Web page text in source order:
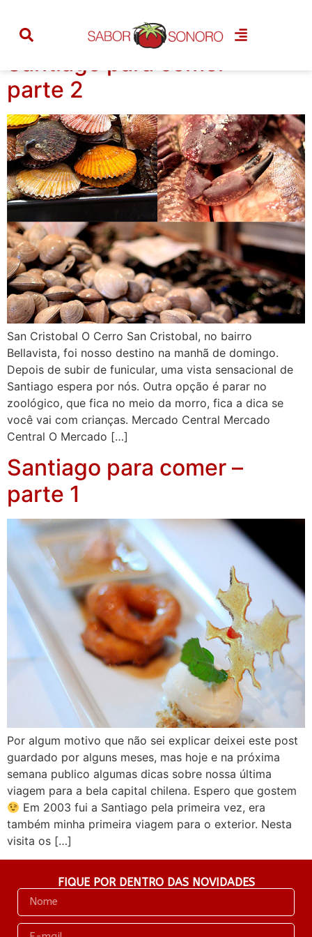
Categoria:santiago
Santiago para comer –
parte 2
San Cristobal O Cerro San Cristobal, no bairro
Bellavista, foi nosso destino na manhã de domingo.
Depois de subir de funicular, uma vista sensacional de
Santiago espera por nós. Outra opção é parar no
zoológico, que fica no meio da morro, fica a dica se
você vai com crianças. Mercado Central Mercado
Central O Mercado […]
Santiago para comer –
parte 1
Por algum motivo que não sei explicar deixei este post
guardado por alguns meses, mas hoje e na próxima
semana publico algumas dicas sobre nossa última
viagem para a bela capital chilena. Espero que gostem
Em 2003 fui a Santiago pela primeira vez, era
também minha primeira viagem para o exterior. Nesta
visita os […]
FIQUE POR DENTRO DAS NOVIDADES